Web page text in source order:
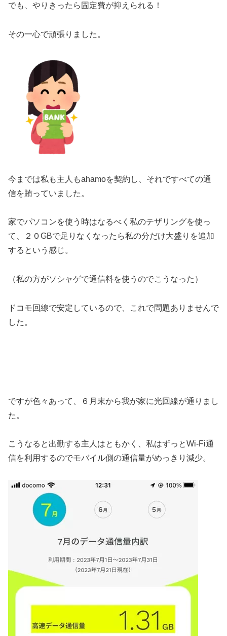
でも、やりきったら固定費が抑えられる！
その一心で頑張りました。
今までは私も主人もahamoを契約し、それですべての通
信を賄っていました。
家でパソコンを使う時はなるべく私のテザリングを使っ
て、２０GBで足りなくなったら私の分だけ大盛りを追加
するという感じ。
（私の方がソシャゲで通信料を使うのでこうなった）
ドコモ回線で安定しているので、これで問題ありませんで
した。
ですが色々あって、６月末から我が家に光回線が通りまし
た。
こうなると出勤する主人はともかく、私はずっとWi-Fi通
信を利用するのでモバイル側の通信量がめっきり減少。